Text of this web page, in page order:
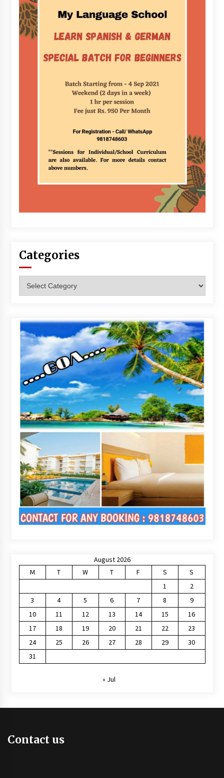
Categories
August 2026
M
T W T F S
S
1
2
3
4 5 6 7 8
9
10
11 12 13 14 15
16
17
18 19 20 21 22
23
24
25 26 27 28 29
30
31
« Jul
Contact us